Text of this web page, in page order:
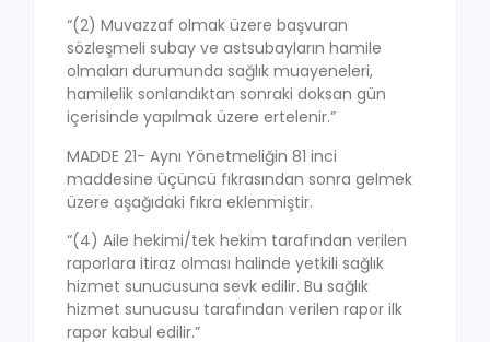
“(2) Muvazzaf olmak üzere başvuran
sözleşmeli subay ve astsubayların hamile
olmaları durumunda sağlık muayeneleri,
hamilelik sonlandıktan sonraki doksan gün
içerisinde yapılmak üzere ertelenir.”
MADDE 21- Aynı Yönetmeliğin 81 inci
maddesine üçüncü fıkrasından sonra gelmek
üzere aşağıdaki fıkra eklenmiştir.
“(4) Aile hekimi/tek hekim tarafından verilen
raporlara itiraz olması halinde yetkili sağlık
hizmet sunucusuna sevk edilir. Bu sağlık
hizmet sunucusu tarafından verilen rapor ilk
rapor kabul edilir.”